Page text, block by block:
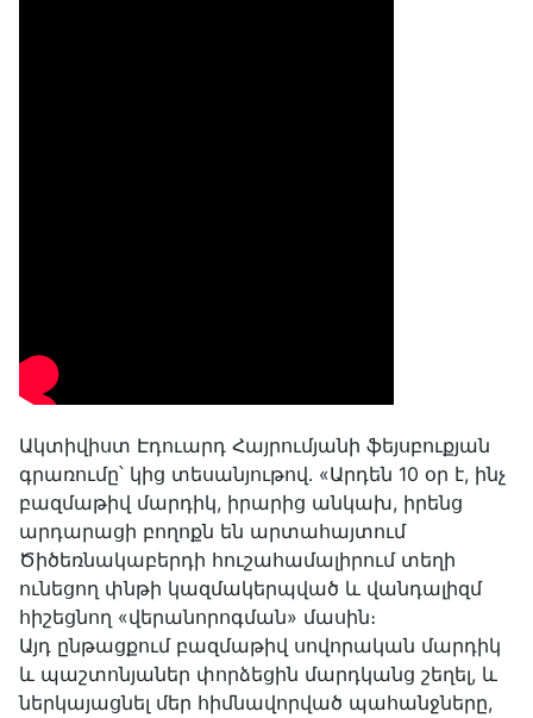
Ակտիվիստ Էդուարդ Հայրումյանի ֆեյսբուքյան
գրառումը՝ կից տեսանյութով․ «Արդեն 10 օր է, ինչ
բազմաթիվ մարդիկ, իրարից անկախ, իրենց
արդարացի բողոքն են արտահայտում
Ծիծեռնակաբերդի հուշահամալիրում տեղի
ունեցող փնթի կազմակերպված և վանդալիզմ
հիշեցնող «վերանորոգման» մասին։
Այդ ընթացքում բազմաթիվ սովորական մարդիկ
և պաշտոնյաներ փորձեցին մարդկանց շեղել, և
ներկայացնել մեր հիմնավորված պահանջները,